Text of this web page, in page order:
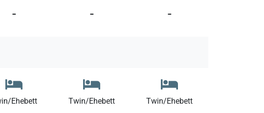
- - -
Ehebett Twin/Ehebett Twin/Ehebett